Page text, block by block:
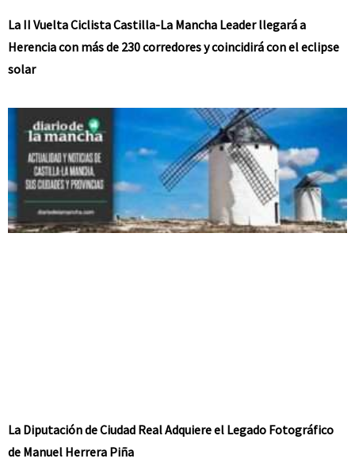
La II Vuelta Ciclista Castilla-La Mancha Leader llegará a
Herencia con más de 230 corredores y coincidirá con el eclipse
solar
La Diputación de Ciudad Real Adquiere el Legado Fotográfico
de Manuel Herrera Piña